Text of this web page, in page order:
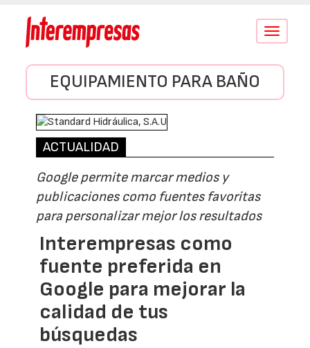
Conmutar
EQUIPAMIENTO PARA BAÑO
ACTUALIDAD
Google permite marcar medios y
publicaciones como fuentes favoritas
para personalizar mejor los resultados
Interempresas como
fuente preferida en
Google para mejorar la
calidad de tus
búsquedas